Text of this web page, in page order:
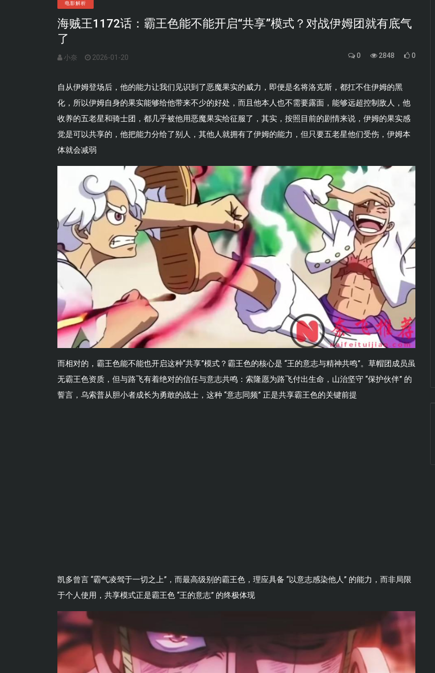
电影解析
海贼王1172话：霸王色能不能开启“共享”模式？对战伊姆团就有底气
了
小奈 2026-01-20 0 2848 0
自从伊姆登场后，他的能力让我们见识到了恶魔果实的威力，即便是名将洛克斯，都扛不住伊姆的黑
化，所以伊姆自身的果实能够给他带来不少的好处，而且他本人也不需要露面，能够远超控制敌人，他
收养的五老星和骑士团，都几乎被他用恶魔果实给征服了，其实，按照目前的剧情来说，伊姆的果实感
觉是可以共享的，他把能力分给了别人，其他人就拥有了伊姆的能力，但只要五老星他们受伤，伊姆本
体就会减弱
而相对的，霸王色能不能也开启这种“共享”模式？霸王色的核心是 “王的意志与精神共鸣”。草帽团成员虽
无霸王色资质，但与路飞有着绝对的信任与意志共鸣：索隆愿为路飞付出生命，山治坚守 “保护伙伴” 的
誓言，乌索普从胆小者成长为勇敢的战士，这种 “意志同频” 正是共享霸王色的关键前提
凯多曾言 “霸气凌驾于一切之上”，而最高级别的霸王色，理应具备 “以意志感染他人” 的能力，而非局限
于个人使用，共享模式正是霸王色 “王的意志” 的终极体现